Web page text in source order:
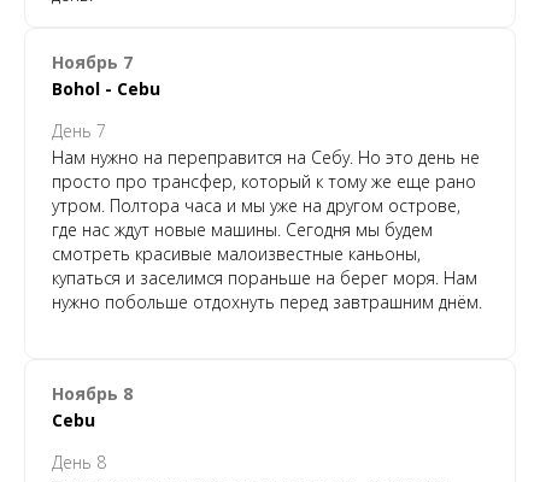
Ноябрь 7
Bohol - Cebu
День 7
Нам нужно на переправится на Себу. Но это день не
просто про трансфер, который к тому же еще рано
утром. Полтора часа и мы уже на другом острове,
где нас ждут новые машины. Сегодня мы будем
смотреть красивые малоизвестные каньоны,
купаться и заселимся пораньше на берег моря. Нам
нужно побольше отдохнуть перед завтрашним днём.
Ноябрь 8
Cebu
День 8